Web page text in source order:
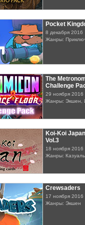
Pocket
8 декабря 2016
Жанры:
The
Challenge
29 ноября 2016
Жанры: Экшен,
Koi-Koi
Vol.3
18 ноября 2016
Жанры:
Crewsaders
17 ноября 2016
Жанры: Экшен